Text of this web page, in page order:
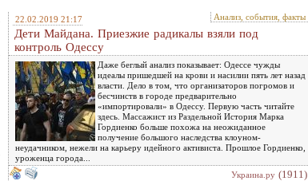
22.02.2019 21:17 Анализ, события, факты
Дети Майдана. Приезжие радикалы взяли под
контроль Одессу
Даже беглый анализ показывает: Одессе чужды
идеалы пришедшей на крови и насилии пять лет назад
власти. Дело в том, что организаторов погромов и
бесчинств в городе предварительно
«импортировали» в Одессу. Первую часть читайте
здесь. Массажист из Раздельной История Марка
Гордиенко больше похожа на неожиданное
получение большого наследства клоуном-
неудачником, нежели на карьеру идейного активиста. Прошлое Гордиенко,
уроженца города...
Украина.ру (1911)